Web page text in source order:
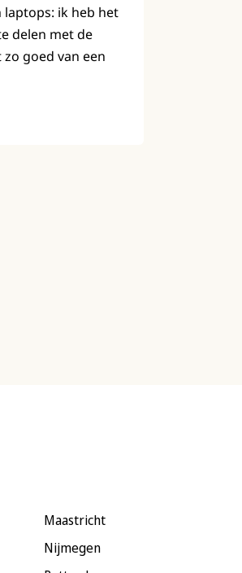
ik heb het
delen met de
goed van een
Maastricht
Nijmegen